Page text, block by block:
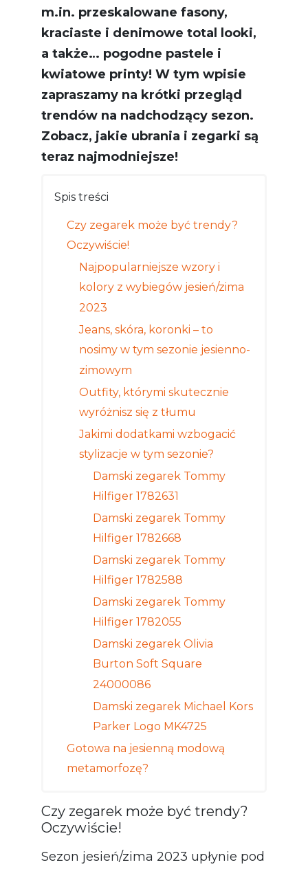
m.in. przeskalowane fasony,
kraciaste i denimowe total looki,
a także… pogodne pastele i
kwiatowe printy! W tym wpisie
zapraszamy na krótki przegląd
trendów na nadchodzący sezon.
Zobacz, jakie ubrania i zegarki są
teraz najmodniejsze!
Spis treści
Czy zegarek może być trendy?
Oczywiście!
Najpopularniejsze wzory i
kolory z wybiegów jesień/zima
2023
Jeans, skóra, koronki – to
nosimy w tym sezonie jesienno-
zimowym
Outfity, którymi skutecznie
wyróżnisz się z tłumu
Jakimi dodatkami wzbogacić
stylizacje w tym sezonie?
Damski zegarek Tommy
Hilfiger 1782631
Damski zegarek Tommy
Hilfiger 1782668
Damski zegarek Tommy
Hilfiger 1782588
Damski zegarek Tommy
Hilfiger 1782055
Damski zegarek Olivia
Burton Soft Square
24000086
Damski zegarek Michael Kors
Parker Logo MK4725
Gotowa na jesienną modową
metamorfozę?
Czy zegarek może być trendy?
Oczywiście!
Sezon jesień/zima 2023 upłynie pod